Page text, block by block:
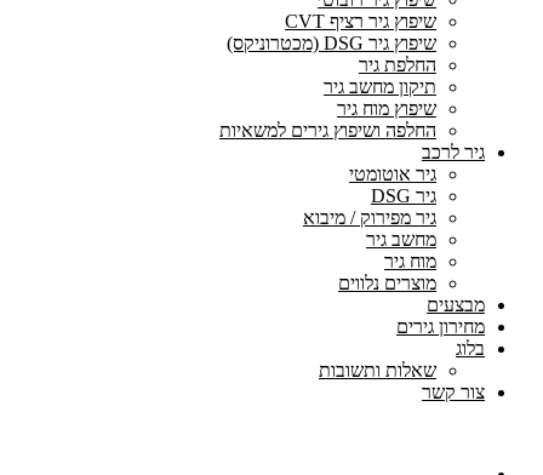
שיפוץ גיר רציף CVT
שיפוץ גיר DSG (מכטרוניקס)
החלפת גיר
תיקון מחשב גיר
שיפוץ מוח גיר
החלפה ושיפוץ גירים למשאיות
גיר לרכב
גיר אוטומטי
גיר DSG
גיר מפירוק / מיבוא
מחשב גיר
מוח גיר
מוצרים נלווים
מבצעים
מחירון גירים
בלוג
שאלות ותשובות
צור קשר